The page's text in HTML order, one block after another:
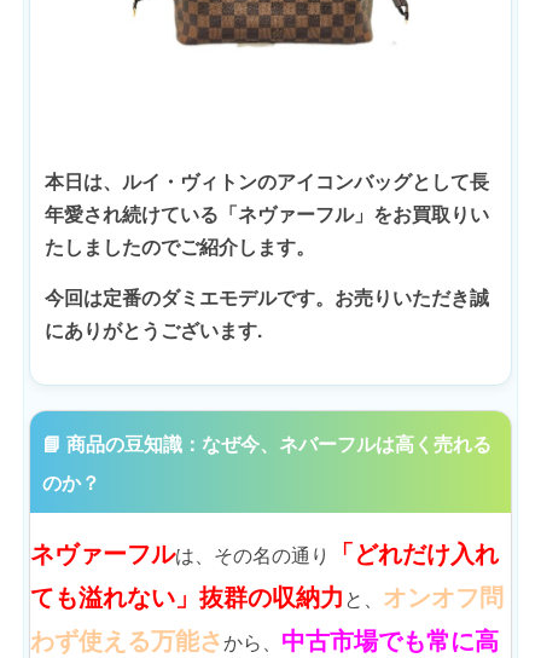
本日は、ルイ・ヴィトンのアイコンバッグとして長
年愛され続けている「ネヴァーフル」をお買取りい
たしましたのでご紹介します。
今回は定番のダミエモデルです。お売りいただき誠
にありがとうございます.
📘 商品の豆知識：なぜ今、ネバーフルは高く売れる
のか？
ネヴァーフルは、その名の通り
「どれだけ入れ
ても溢れない」抜群の収納力と、 オンオフ問
わず使える万能さから、 中古市場でも常に高